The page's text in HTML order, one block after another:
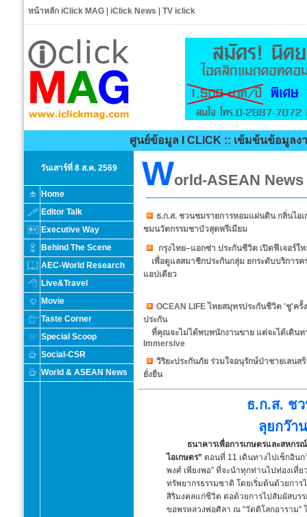
หน้าหลัก iClick MAG iClick News TV iclick
ศูนย์ข้อมูล I CLICK :: เข้มข้นข้อมูลง
วันเสาร์ที่ 8 ส.ค. 2569
Home
Editor Talk
Executive Way
Behind The Scene
AEC-World Research
Live&Travel
Movie
Taste Corner
Special Scoop
Social-CSR
World & ASEAN News
World-ASEAN News
ธ.ก.ส. ชวนชมรายการหอมแผ่นดิน กลิ่นไอเ
ชมนวัตกรรมชาบัวสุดพรีเมียม
กรุงไทย–แอกซ่า ประกันชีวิต เปิดฟีเจอร์ใ
เพื่อดูแลสมาชิกประกันกลุ่ม ยกระดับบริการค
แอปเดียว
OCEAN LIFE ไทยสมุทรประกันชีวิต 'ชู'ครั้
ประกัน
ที่คุณจะไม่ได้พบพนักงานขาย แต่จะได้เดินท
Immersive
วิริยะประกันภัย ร่วมใจอนุรักษ์ป่าชายเลนส
ยั่งยืน
ธ.ก.ส. ช
ลุยกว๊า
ธนาคารเพื่อการเกษตรและสหกร
ไอเกษตร” ตอนที่ 11 เดินทางไปเช็กอิน
พงศ์ เพียงพอ” ที่จะนำทุกท่านไปท่องเ
ทรัพยากรธรรมชาติ โดยเริ่มต้นด้วยการ
สิริมงคลแก่ชีวิต ต่อด้วยการไปสัมผัสบร
ขอพรหลวงพ่อศิลา ณ "วัดติโลกอาราม"